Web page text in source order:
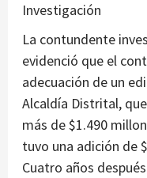
Investigación
La contundente
evidenció que el
adecuación de un
Alcaldía Distrital,
más de $1.490
tuvo una adición de
Cuatro años